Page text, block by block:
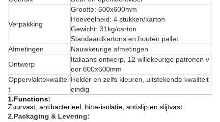
Verpakking
Grootte: 600x600mm
Hoeveelheid: 4 stukken/karton
Gewicht: 31kg/carton
Standaardkartons en houten pallet
Afmetingen
Nauwkeurige afmetingen
Ontwerp
Italiaans ontwerp, 12 willekeurige patronen v
oor 600x600mm
Oppervlaktekwalitei
t
Helder en zelfs kleuren, uitstekende kwaliteit
eindig
1.Functions:
Zuurvast, antibacterieel, hitte-isolatie, antislip en slijtvast
2.Packaging & Levering: